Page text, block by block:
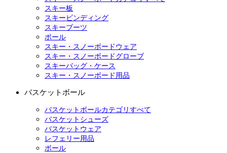
スキー板
スキービンディング
スキーブーツ
ポール
スキー・スノーボードウェア
スキー・スノーボードグローブ
スキーバッグ・ケース
スキー・スノーボード用品
バスケットボール
バスケットボールカテゴリすべて
バスケットシューズ
バスケットウェア
レフェリー用品
ボール